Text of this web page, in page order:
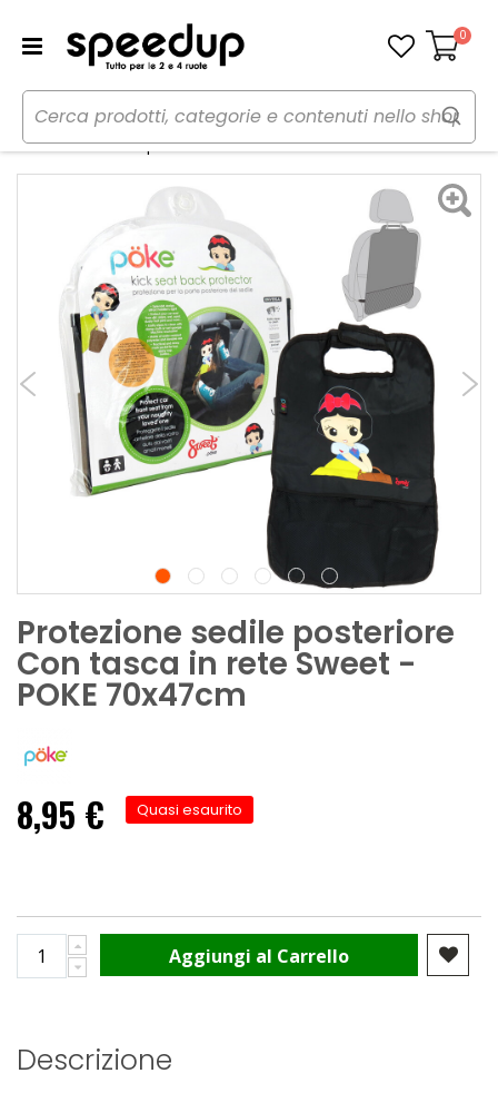
Carrello
0
Home Auto Bambini a bordo
Protezione sedile
Protezione sedile posteriore Con tasca in rete Sweet - POKE
Protezione sedile posteriore
Con tasca in rete Sweet -
POKE 70x47cm
8,95 € Quasi esaurito
Aggiungi al Carrello
Descrizione